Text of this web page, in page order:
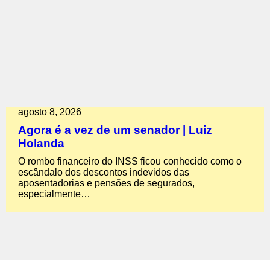
agosto 8, 2026
Agora é a vez de um senador | Luiz
Holanda
O rombo financeiro do INSS ficou conhecido como o
escândalo dos descontos indevidos das
aposentadorias e pensões de segurados,
especialmente…